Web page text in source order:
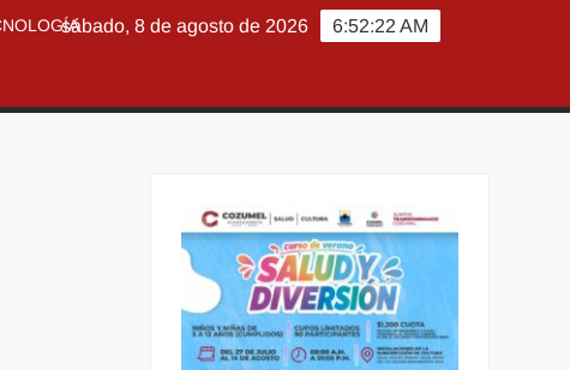
6:52:23 AM
sábado, 8 de agosto de 2026